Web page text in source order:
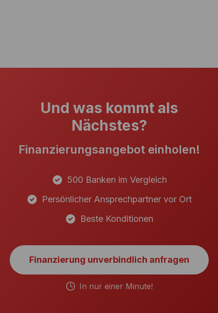
Und was kommt als
Nächstes?
Finanzierungsangebot einholen!
500 Banken im Vergleich
Persönlicher Ansprechpartner vor Ort
Beste Konditionen
Finanzierung unverbindlich anfragen
In nur einer Minute!